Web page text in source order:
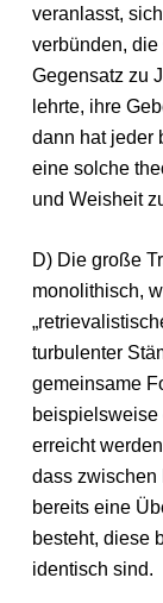
veranlasst,
verbünden, die
Gegensatz zu
lehrte, ihre
dann hat jeder
eine solche
und Weisheit
D) Die große
monolithisch,
turbulenter
gemeinsame
erreicht
dass zwischen
bereits eine
besteht, diese
identisch sind.